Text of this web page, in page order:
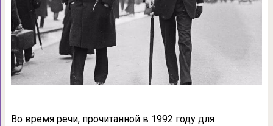
Во время речи, прочитанной в 1992 году для